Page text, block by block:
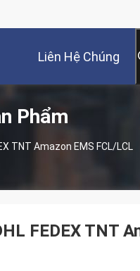
Liên Hệ Chúng
Phẩm
TNT Amazon EMS FCL/LCL
FEDEX TNT